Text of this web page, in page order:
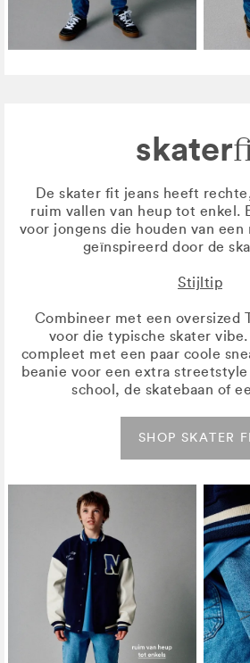
skater
De skater fit jeans heeft
ruim vallen van heup tot enkel.
voor jongens die houden van
geïnspireerd door de
Stijltip
Combineer met een oversized
voor die typische skater
compleet met een paar coole
beanie voor een extra
school, de skatebaan of
SHOP SKATER